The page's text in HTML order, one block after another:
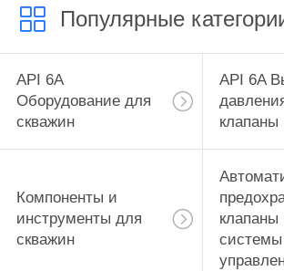
ДИАМЕТР
Популярные
API 6A
Оборудование для
скважин
API 6A
клапаны
Компоненты и
инструменты для
скважин
клапаны
системы